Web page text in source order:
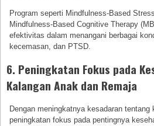
Program seperti Mindfulness-Based
Mindfulness-Based Cognitive Therapy
efektivitas dalam menangani berbagai
kecemasan, dan PTSD.
6. Peningkatan Fokus pada
Kalangan Anak dan Remaja
Dengan meningkatnya kesadaran
peningkatan fokus pada pentingnya